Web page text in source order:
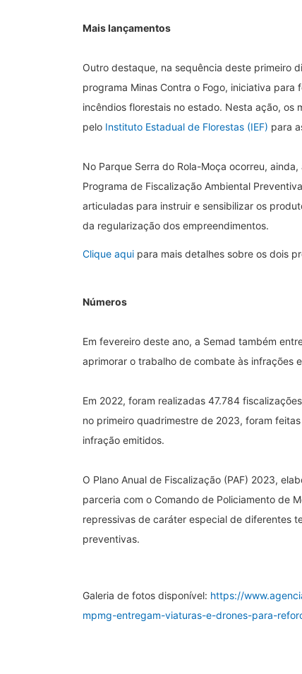
Mais lançamentos
Outro destaque, na sequência deste primeiro
programa Minas Contra o Fogo, iniciativa
incêndios florestais no estado. Nesta ação,
pelo Instituto Estadual de Florestas (IEF) para
No Parque Serra do Rola-Moça ocorreu,
Programa de Fiscalização Ambiental
articuladas para instruir e sensibilizar os
da regularização dos empreendimentos.
Clique aqui para mais detalhes sobre os dois
Números
Em fevereiro deste ano, a Semad também
aprimorar o trabalho de combate às infrações
Em 2022, foram realizadas 47.784
no primeiro quadrimestre de 2023, foram
infração emitidos.
O Plano Anual de Fiscalização (PAF) 2023,
parceria com o Comando de Policiamento de
repressivas de caráter especial de diferentes
preventivas.
Galeria de fotos disponível: https://
mpmg-entregam-viaturas-e-drones-para-